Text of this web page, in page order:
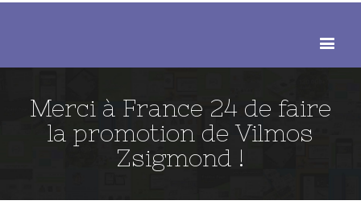
Merci à France 24 de faire
la promotion de Vilmos
Zsigmond !